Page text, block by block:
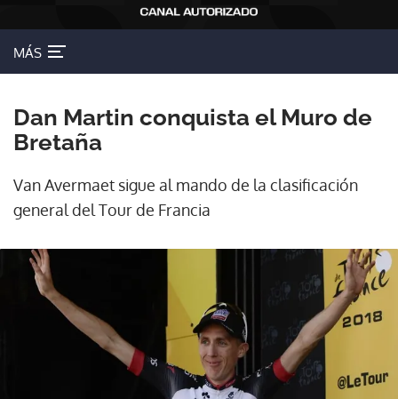
MÁS
Dan Martin conquista el Muro de
Bretaña
Van Avermaet sigue al mando de la clasificación
general del Tour de Francia